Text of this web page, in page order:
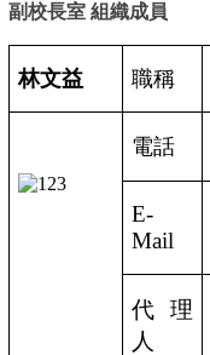
副校長室 組織成員
林文益 職稱
電話
E-
Mail
代理
人